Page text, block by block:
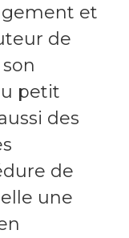
et
de
petit
des
de
une